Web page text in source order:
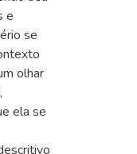
e
se
olhar
ela se